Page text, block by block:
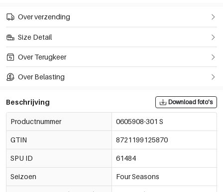
Over verzending
Size Detail
Over Terugkeer
Over Belasting
Beschrijving Download foto's
Productnummer 0605908-301 S
GTIN 8721199125870
SPU ID 61484
Seizoen Four Seasons